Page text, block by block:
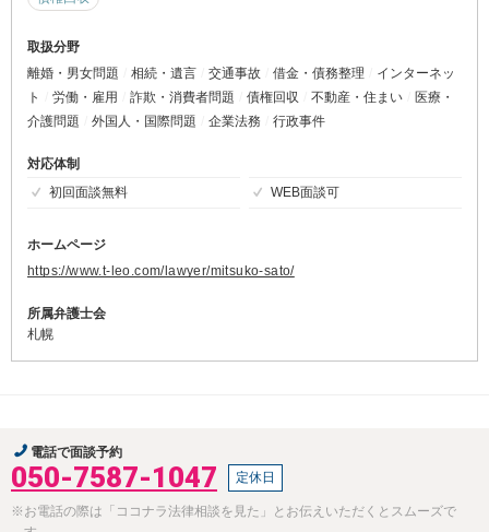
取扱分野
離婚・男女問題
相続・遺言 交通事故 借金・債務整理
インターネッ
ト
労働・雇用 詐欺・消費者問題 債権回収 不動産・住まい
医療・
介護問題
外国人・国際問題 企業法務 行政事件
対応体制
初回面談無料
WEB面談可
ホームページ
https://www.t-leo.com/lawyer/mitsuko-sato/
所属弁護士会
札幌
電話で面談予約
050-7587-1047 定休日
※お電話の際は「ココナラ法律相談を見た」とお伝えいただくとスムーズで